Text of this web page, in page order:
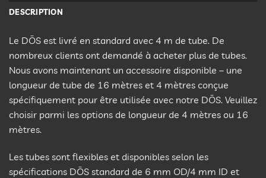
DESCRIPTION
Le DŌS est livré en standard avec 4 m de tube. De
nombreux clients ont demandé à acheter plus de tubes.
Nous avons maintenant un accessoire disponible – une
longueur de tube de 16 mètres et 4 mètres conçue
spécifiquement pour être utilisée avec notre DŌS. Veuillez
choisir parmi les options de longueur de 4 mètres ou 16
mètres.
Les tubes sont flexibles et disponibles selon les
spécifications DŌS standard de 6 mm OD/4 mm ID et